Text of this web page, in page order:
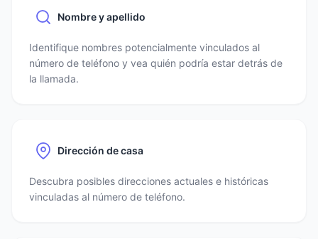
Nombre y apellido
Identifique nombres potencialmente vinculados al
número de teléfono y vea quién podría estar detrás de
la llamada.
Dirección de casa
Descubra posibles direcciones actuales e históricas
vinculadas al número de teléfono.